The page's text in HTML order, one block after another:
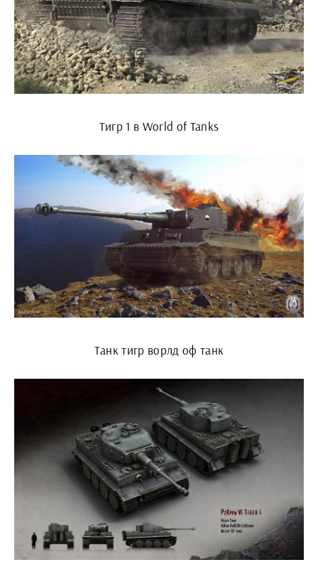
Тигр 1 в World of Tanks
Танк тигр ворлд оф танк